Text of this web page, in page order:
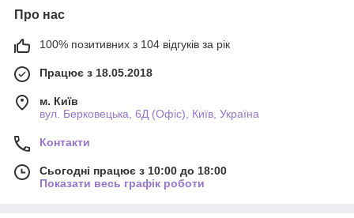
Про нас
100% позитивних з 104 відгуків за рік
Працює з 18.05.2018
м. Київ
вул. Берковецька, 6Д (Офіс), Київ, Україна
Контакти
Сьогодні працює з 10:00 до 18:00
Показати весь графік роботи